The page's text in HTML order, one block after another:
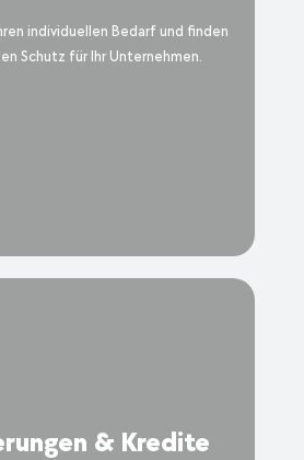
individuellen Bedarf und finden
Schutz für Ihr Unternehmen.
& Kredite